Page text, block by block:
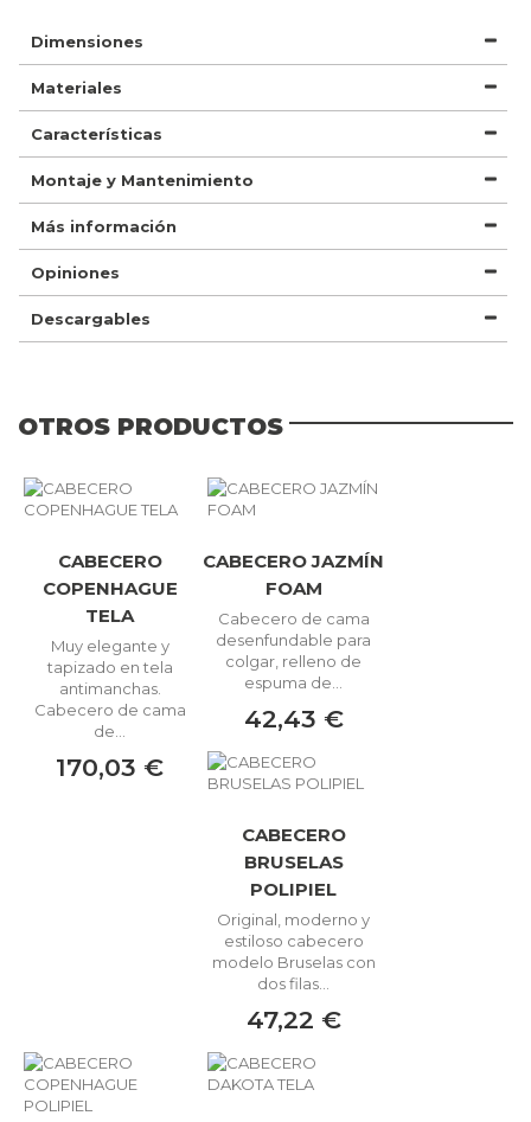
Dimensiones
Materiales
Características
Montaje y Mantenimiento
Más información
Opiniones
Descargables
OTROS PRODUCTOS
CABECERO
COPENHAGUE
TELA
Muy elegante y
tapizado en tela
antimanchas.
Cabecero de cama
de...
170,03 €
CABECERO JAZMÍN
FOAM
Cabecero de cama
desenfundable para
colgar, relleno de
espuma de...
42,43 €
CABECERO
BRUSELAS
POLIPIEL
Original, moderno y
estiloso cabecero
modelo Bruselas con
dos filas...
47,22 €